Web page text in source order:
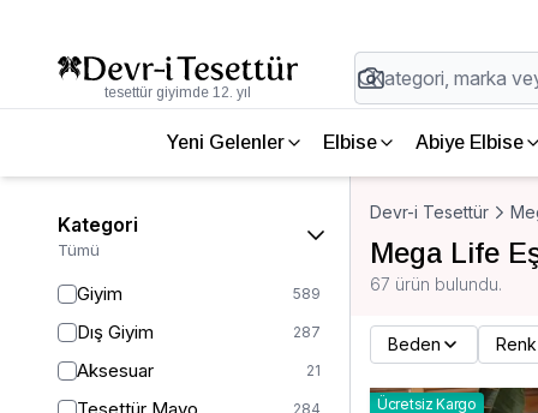
tesettür giyimde 12. yıl
Yeni Gelenler Elbise Abiye Elbise
Kategori
Tümü
Giyim 589
Dış Giyim 287
Aksesuar 21
284
Devr-i Tesettür
Mega Life
67 ürün bulundu.
Beden Renk
Ücretsiz Kargo